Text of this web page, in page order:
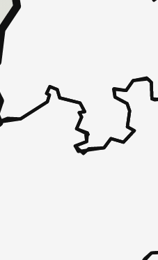
Wir melden uns zeitnah